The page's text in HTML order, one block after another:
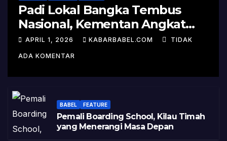
Padi Lokal Bangka Tembus
Nasional, Kementan Angkat
Kisah Sukses Pelepasan
Varietas
APRIL 1, 2026 KABARBABEL.COM TIDAK
ADA KOMENTAR
BABEL FEATURE
Pemali Boarding School, Kilau Timah
yang Menerangi Masa Depan